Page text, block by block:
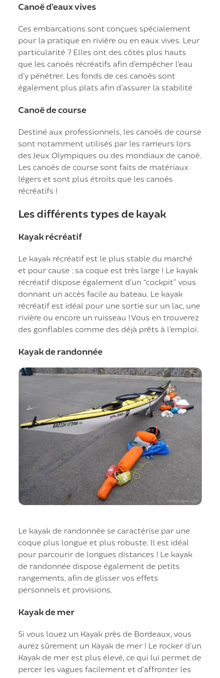
Canoë d’eaux vives
Ces embarcations sont conçues spécialement
pour la pratique en rivière ou en eaux vives. Leur
particularité ? Elles ont des côtés plus hauts
que les canoës récréatifs afin d’empêcher l’eau
d’y pénétrer. Les fonds de ces canoës sont
également plus plats afin d’assurer la stabilité
Canoë de course
Destiné aux professionnels, les canoës de course
sont notamment utilisés par les rameurs lors
des Jeux Olympiques ou des mondiaux de canoë.
Les canoës de course sont faits de matériaux
légers et sont plus étroits que les canoës
récréatifs !
Les différents types de kayak
Kayak récréatif
Le kayak récréatif est le plus stable du marché
et pour cause : sa coque est très large ! Le kayak
récréatif dispose également d’un “cockpit” vous
donnant un accès facile au bateau. Le kayak
récréatif est idéal pour une sortie sur un lac, une
rivière ou encore un ruisseau ! Vous en trouverez
des gonflables comme des déjà prêts à l’emploi.
Kayak de randonnée
Le kayak de randonnée se caractérise par une
coque plus longue et plus robuste. Il est idéal
pour parcourir de longues distances ! Le kayak
de randonnée dispose également de petits
rangements, afin de glisser vos effets
personnels et provisions.
Kayak de mer
Si vous louez un Kayak près de Bordeaux, vous
aurez sûrement un Kayak de mer ! Le rocker d’un
Kayak de mer est plus élevé, ce qui lui permet de
percer les vagues facilement et d’affronter les